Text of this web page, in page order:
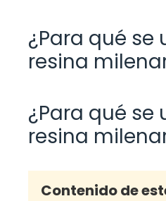
¿Para qué
resina
¿Para qué
resina
Contenido de